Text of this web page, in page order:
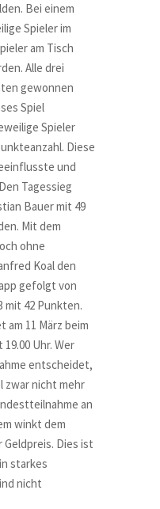
Bei einem
Spieler im
am Tisch
Alle drei
gewonnen
Spiel
Spieler
Diese
und
Tagessieg
Bauer mit 49
Mit dem
ohne
Koal den
gefolgt von
mit 42 Punkten.
11 März beim
Uhr. Wer
entscheidet,
nicht mehr
an
winkt dem
Dies ist
starkes
nicht